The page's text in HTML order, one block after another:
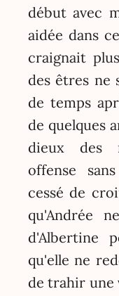
début avec
aidée dans
craignait
des êtres ne
de temps
de quelques
dieux des
offense
cessé de
qu'Andrée
d'Albertine
qu'elle ne
de trahir une